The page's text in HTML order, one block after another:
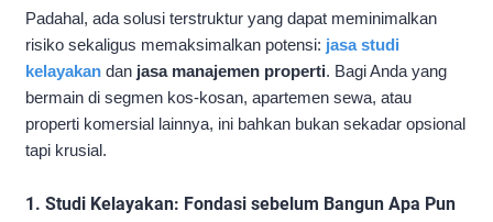
Padahal, ada solusi terstruktur yang dapat meminimalkan
risiko sekaligus memaksimalkan potensi: jasa studi
kelayakan dan jasa manajemen properti. Bagi Anda yang
bermain di segmen kos-kosan, apartemen sewa, atau
properti komersial lainnya, ini bahkan bukan sekadar opsional
tapi krusial.
1. Studi Kelayakan: Fondasi sebelum Bangun Apa Pun